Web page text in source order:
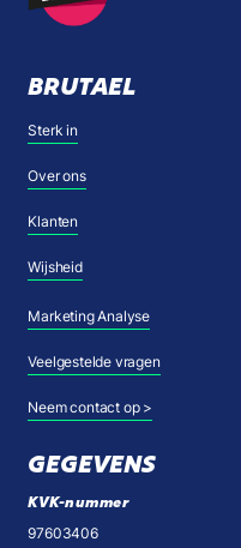
BRUTAEL
Sterk in
Over ons
Klanten
Wijsheid
Marketing Analyse
Veelgestelde vragen
Neem contact op >
GEGEVENS
KVK-nummer
97603406